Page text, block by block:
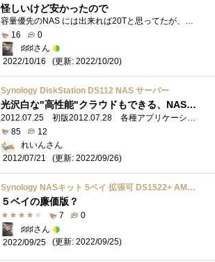
怪しいけど安かったので
容量優先のNAS には出来れば20Tと思ってたが、円安のせいか軒並ねあがり。しかたがないので、「放置在庫を仕入れたので店で三年保証する」とい...
16
0
♯♯♯さん
2022/10/16
(更新: 2022/10/20)
Synology DiskStation DS112 NAS サーバー
光沢白な"高性能"クラウドもできる、NASキット
85
12
れいんさん
2012/07/21
(更新: 2022/09/26)
Synology NASキット 5ベイ 拡張可 DS1522+ AMD RyzenCPU 8GBメモリ搭載 スタンダードユーザー向け 国内正規代理店品 電話サポート対応品 DiskStation
５ベイの廉価版？
7
0
♯♯♯さん
2022/09/25
(更新: 2022/09/25)